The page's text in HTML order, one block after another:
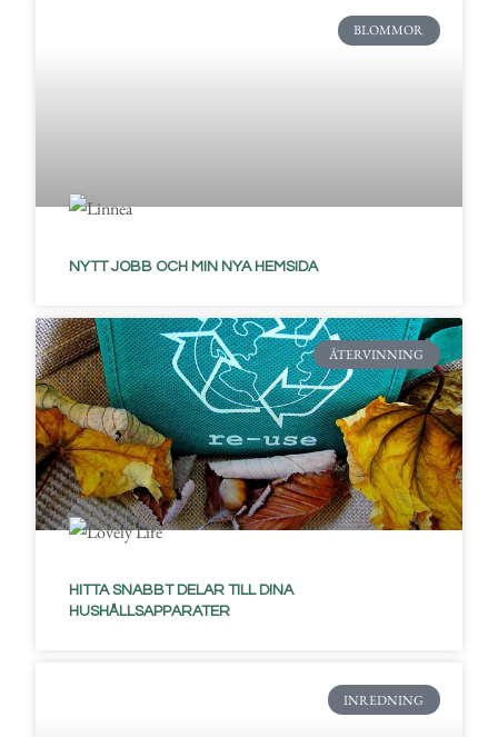
BLOMMOR
NYTT JOBB OCH MIN NYA HEMSIDA
ÅTERVINNING
HITTA SNABBT DELAR TILL DINA
HUSHÅLLSAPPARATER
INREDNING